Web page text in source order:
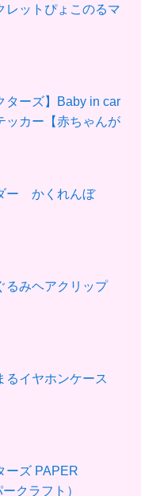
レットぴょこのるマ
ターズ】Baby in car
ッカー【赤ちゃんが
ー かくれんぼ
るみヘアクリップ
るイヤホンケース
ーズ PAPER
クラフト）